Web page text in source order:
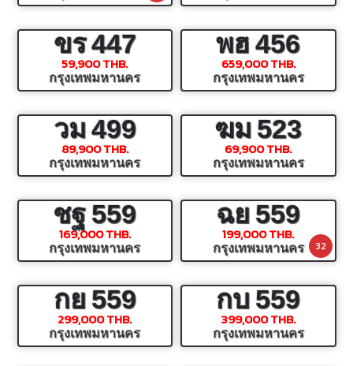
ขร447
59,900 THB.
กรุงเทพมหานคร
พฮ456
659,000 THB.
กรุงเทพมหานคร
วม499
89,900 THB.
กรุงเทพมหานคร
ฆม523
69,900 THB.
กรุงเทพมหานคร
ชฐ559
169,000 THB.
กรุงเทพมหานคร
ฉย559
199,000 THB.
กรุงเทพมหานคร 32
กย559
299,000 THB.
กรุงเทพมหานคร
กบ559
399,000 THB.
กรุงเทพมหานคร